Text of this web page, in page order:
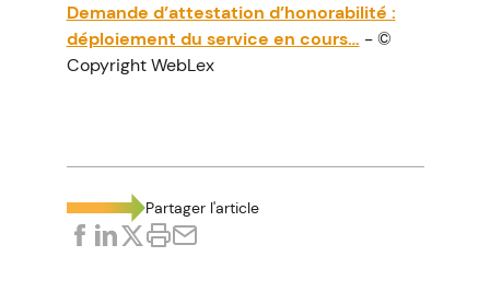
Demande d’attestation d’honorabilité :
déploiement du service en cours… - ©
Copyright WebLex
Partager l'article